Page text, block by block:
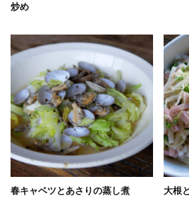
炒め
春キャベツとあさりの蒸し煮 大根